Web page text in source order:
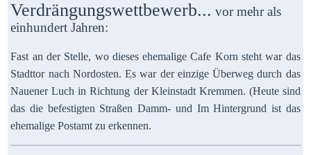
Verdrängungswettbewerb... vor mehr als
einhundert Jahren:
Fast an der Stelle, wo dieses ehemalige Cafe Korn steht war das
Stadttor nach Nordosten. Es war der einzige Überweg durch das
Nauener Luch in Richtung der Kleinstadt Kremmen. (Heute sind
das die befestigten Straßen Damm- und Im Hintergrund ist das
ehemalige Postamt zu erkennen.